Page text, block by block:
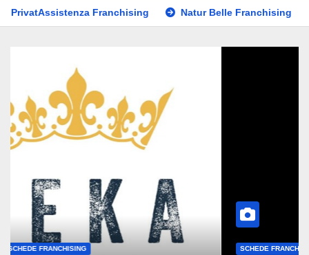
Franchising Natur Belle Franchising
SCHEDE FRANCHISING